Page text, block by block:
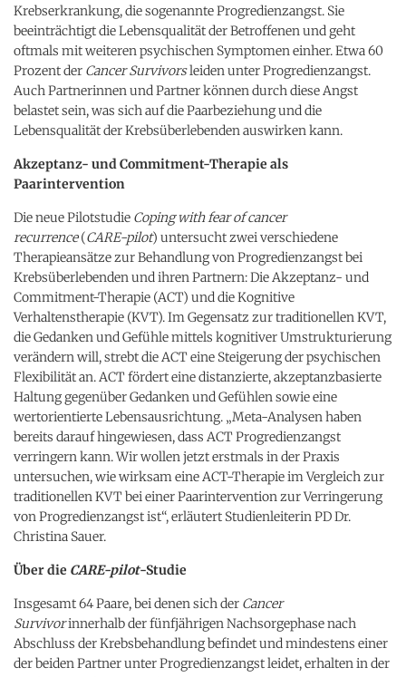
Krebserkrankung, die sogenannte Progredienzangst. Sie
beeinträchtigt die Lebensqualität der Betroffenen und geht
oftmals mit weiteren psychischen Symptomen einher. Etwa 60
Prozent der Cancer Survivorsleiden unter Progredienzangst.
Auch Partnerinnen und Partner können durch diese Angst
belastet sein, was sich auf die Paarbeziehung und die
Lebensqualität der Krebsüberlebenden auswirken kann.
Akzeptanz- und Commitment-Therapie als
Paarintervention
Die neue Pilotstudie Coping with fear of cancer
recurrence(CARE-pilot) untersucht zwei verschiedene
Therapieansätze zur Behandlung von Progredienzangst bei
Krebsüberlebenden und ihren Partnern: Die Akzeptanz- und
Commitment-Therapie (ACT) und die Kognitive
Verhaltenstherapie (KVT). Im Gegensatz zur traditionellen KVT,
die Gedanken und Gefühle mittels kognitiver Umstrukturierung
verändern will, strebt die ACT eine Steigerung der psychischen
Flexibilität an. ACT fördert eine distanzierte, akzeptanzbasierte
Haltung gegenüber Gedanken und Gefühlen sowie eine
wertorientierte Lebensausrichtung. „Meta-Analysen haben
bereits darauf hingewiesen, dass ACT Progredienzangst
verringern kann. Wir wollen jetzt erstmals in der Praxis
untersuchen, wie wirksam eine ACT-Therapie im Vergleich zur
traditionellen KVT bei einer Paarintervention zur Verringerung
von Progredienzangst ist“, erläutert Studienleiterin PD Dr.
Christina Sauer.
Über die CARE-pilot-Studie
Insgesamt 64 Paare, bei denen sich der Cancer
Survivorinnerhalb der fünfjährigen Nachsorgephase nach
Abschluss der Krebsbehandlung befindet und mindestens einer
der beiden Partner unter Progredienzangst leidet, erhalten in der